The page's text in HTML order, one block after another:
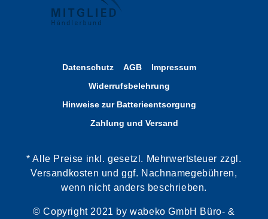
Datenschutz AGB
Impressum
Widerrufsbelehrung
Hinweise zur Batterieentsorgung
Zahlung und Versand
* Alle Preise inkl. gesetzl. Mehrwertsteuer zzgl.
Versandkosten und ggf. Nachnamegebühren,
wenn nicht anders beschrieben.
© Copyright 2021 by wabeko GmbH Büro- &